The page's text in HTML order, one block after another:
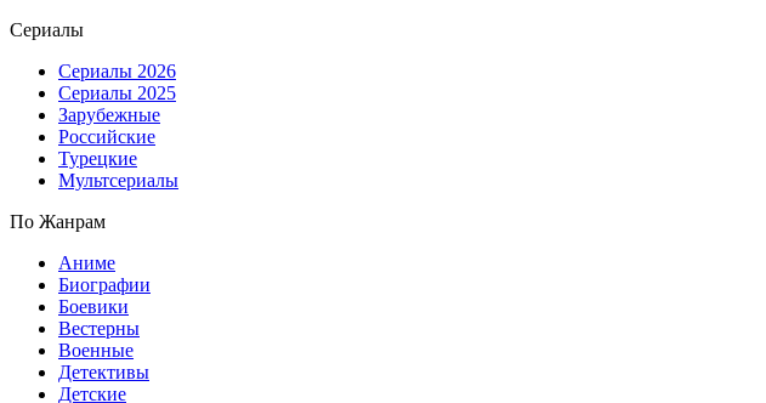
Сериалы
Сериалы 2026
Сериалы 2025
Зарубежные
Российские
Турецкие
Мультсериалы
По Жанрам
Аниме
Биографии
Боевики
Вестерны
Военные
Детективы
Детские